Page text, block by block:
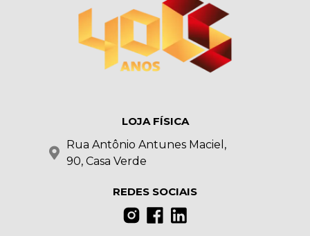
LOJA FÍSICA
Rua Antônio Antunes Maciel,
90, Casa Verde
REDES SOCIAIS